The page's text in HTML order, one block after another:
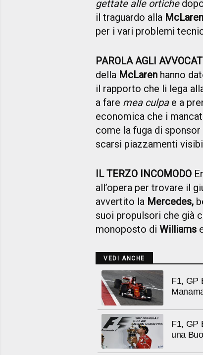
gettate alle ortiche
il traguardo alla
per i vari problemi
PAROLA AGLI
della McLaren hanno
il rapporto che li lega
a fare mea culpae a
economica che i
come la fuga di
scarsi piazzamenti
IL TERZO INCOMODO
all’opera per trovare il
avvertito la Mercedes,
suoi propulsori che già
monoposto di Williams
VEDI ANCHE
F1, GP
F1, GP
una